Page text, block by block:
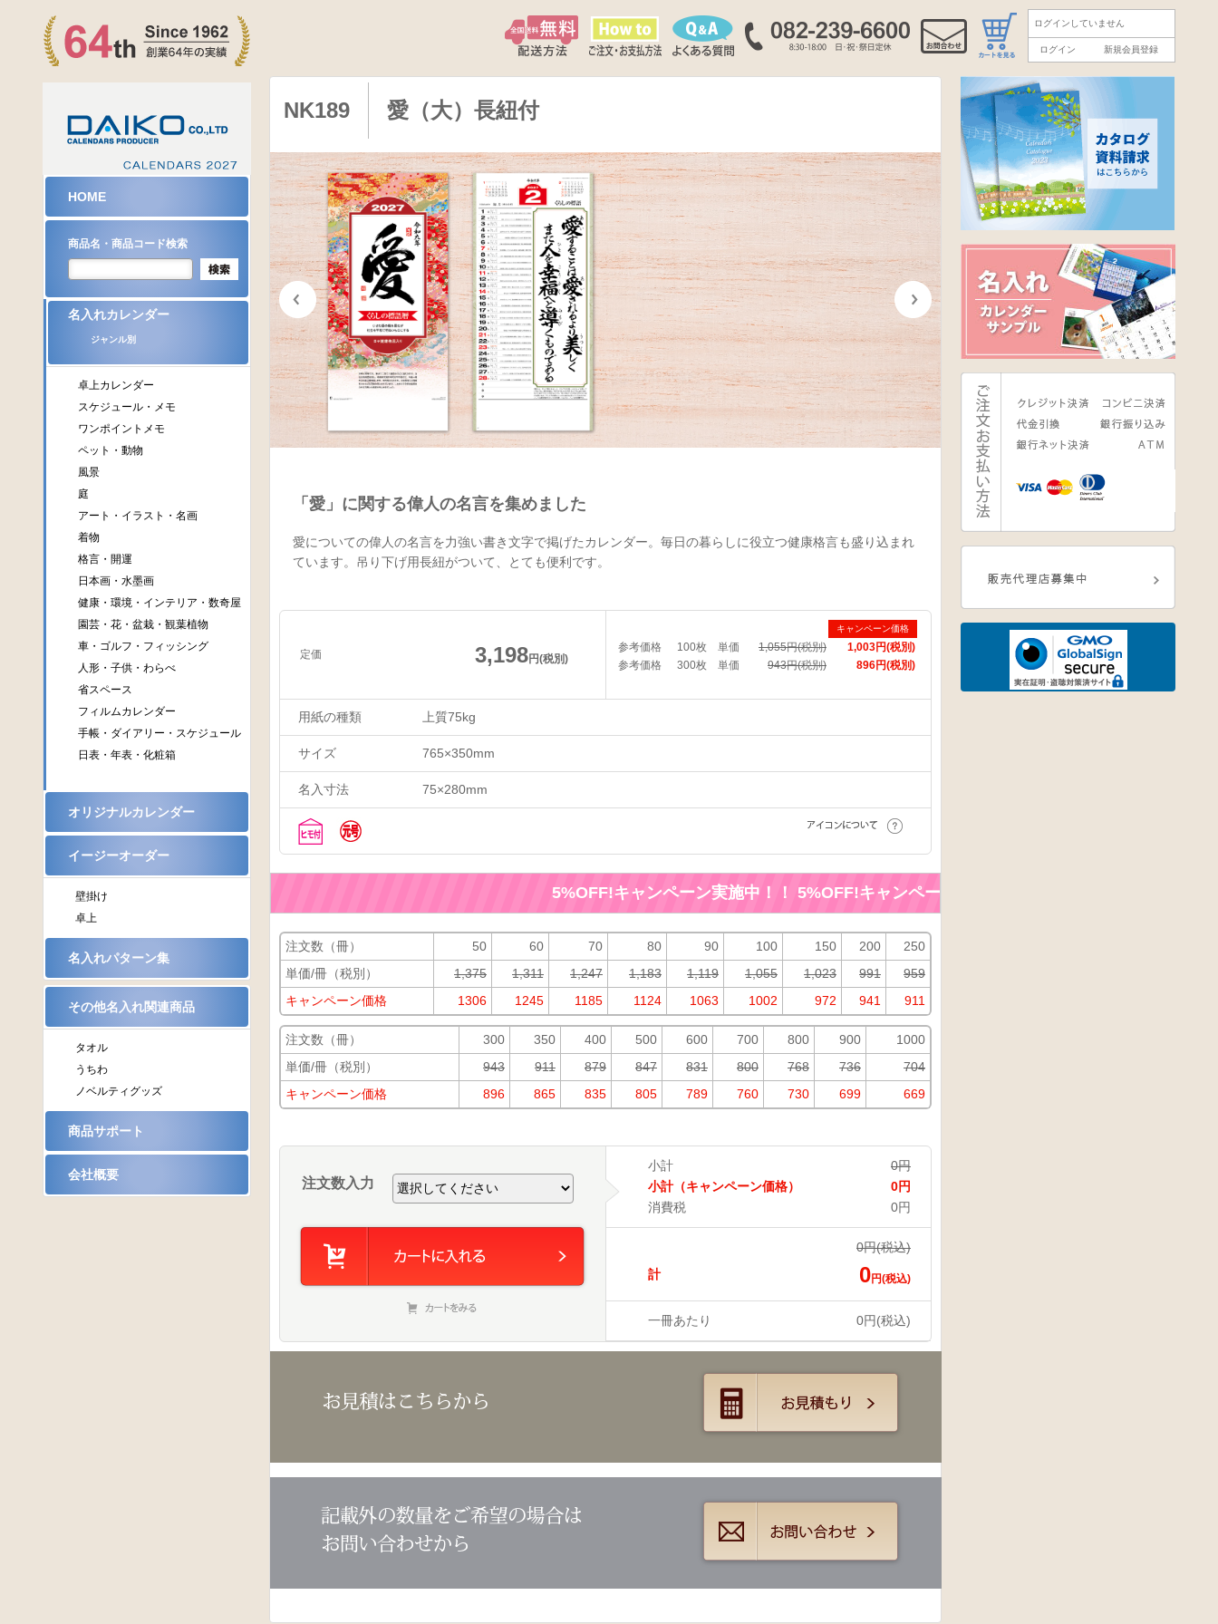
ログインしていません
ログイン 新規会員登録
NK189 愛（大）長紐付
「愛」に関する偉人の名言を集めました
愛についての偉人の名言を力強い書き文字で掲げたカレンダー。毎日の暮らしに役立つ健康格言も盛り込まれ
ています。吊り下げ用長紐がついて、とても便利です。
定価 3,198円(税別)
キャンペーン価格
参考価格 100枚 単価 1,055円(税別)
1,003円(税別)
参考価格
300枚 単価 943円(税別) 896円(税別)
用紙の種類 上質75kg
サイズ 765×350mm
名入寸法 75×280mm
5%OFF!キャンペーン実施中！！ 5%OFF!キャンペーン実施中！！ 5%OFF!キャンペーン実施
注文数（冊） 50 60 70 80 90 100 150 200
250
単価/冊（税別）
1,375 1,311 1,247 1,183 1,119 1,055 1,023 991
959
キャンペーン価格
1306 1245 1185 1124 1063 1002 972 941 911
注文数（冊） 300 350 400 500 600 700 800 900
1000
単価/冊（税別）
943 911 879 847 831 800 768 736
704
キャンペーン価格
896 865 835 805 789 760 730 699 669
注文数入力
小計 0円
小計（キャンペーン価格）
0円
消費税
0円
0円(税込)
計
0円(税込)
一冊あたり 0円(税込)
HOME
商品名・商品コード検索
名入れカレンダー
ジャンル別
卓上カレンダー
スケジュール・メモ
ワンポイントメモ
ペット・動物
風景
庭
アート・イラスト・名画
着物
格言・開運
日本画・水墨画
健康・環境・インテリア・数奇屋
園芸・花・盆栽・観葉植物
車・ゴルフ・フィッシング
人形・子供・わらべ
省スペース
フィルムカレンダー
手帳・ダイアリー・スケジュール
日表・年表・化粧箱
オリジナルカレンダー
イージーオーダー
壁掛け
卓上
名入れパターン集
その他名入れ関連商品
タオル
うちわ
ノベルティグッズ
商品サポート
会社概要